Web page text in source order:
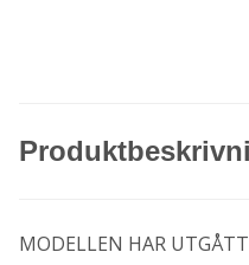
MODELLEN HAR